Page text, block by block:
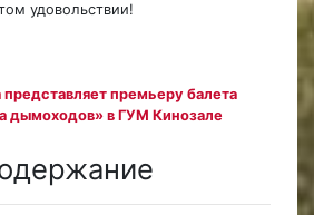
удовольствии!
премьеру балета
дымоходов» в ГУМ Кинозале